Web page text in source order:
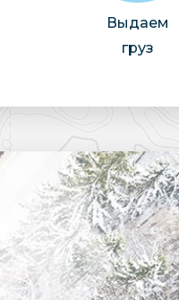
Выдаем
груз